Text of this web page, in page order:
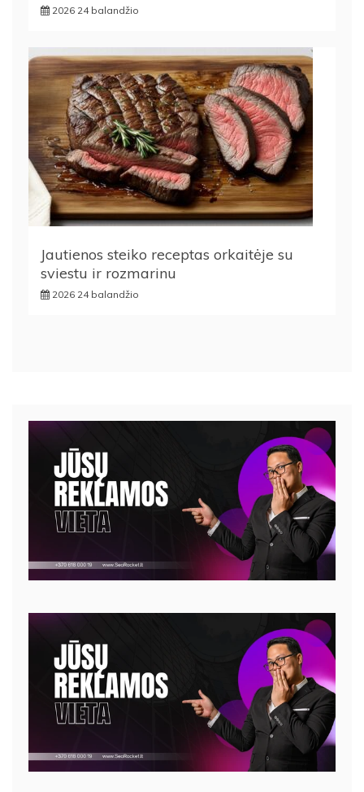
2026 24 balandžio
Jautienos steiko receptas orkaitėje su
sviestu ir rozmarinu
2026 24 balandžio